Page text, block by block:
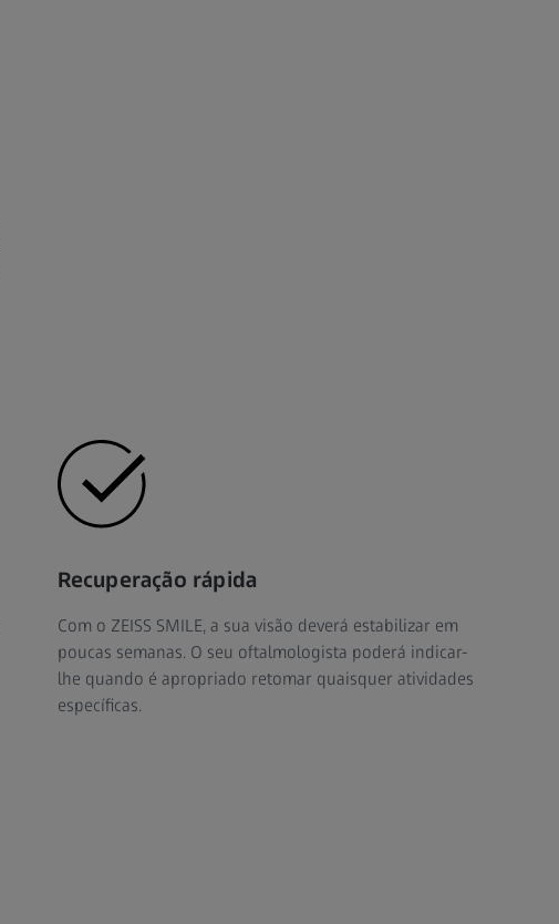
Recuperação rápida
Com o ZEISS SMILE, a sua visão deverá estabilizar em
poucas semanas. O seu oftalmologista poderá indicar-
lhe quando é apropriado retomar quaisquer atividades
específicas.